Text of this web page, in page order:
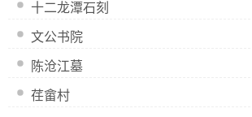
十二龙潭石刻
文公书院
陈沧江墓
荏畲村